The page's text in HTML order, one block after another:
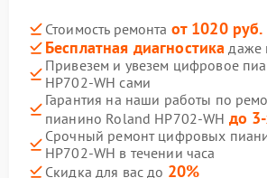
Стоимость ремонта от 1020 руб.
Бесплатная диагностика даже
Привезем и увезем цифровое
HP702-WH сами
Гарантия на наши работы по
пианино Roland HP702-WH до
Срочный ремонт цифровых
HP702-WH в течении часа
Скидка для вас до 20%